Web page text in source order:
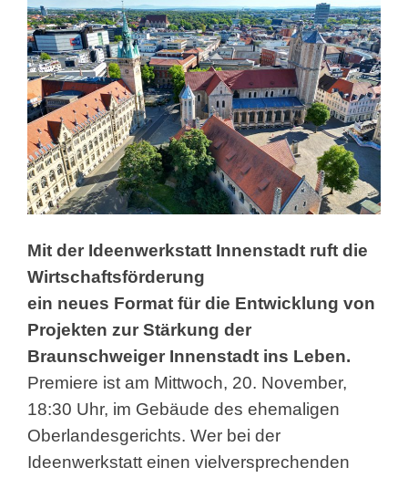
Mit der Ideenwerkstatt Innenstadt ruft die
Wirtschaftsförderung
ein neues Format für die Entwicklung von
Projekten zur Stärkung der
Braunschweiger Innenstadt ins Leben.
Premiere ist am Mittwoch, 20. November,
18:30 Uhr, im Gebäude des ehemaligen
Oberlandesgerichts. Wer bei der
Ideenwerkstatt einen vielversprechenden